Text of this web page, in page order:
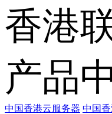
香港
产品
中国香港云服务器 中国